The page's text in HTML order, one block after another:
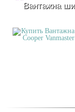
Вантажна